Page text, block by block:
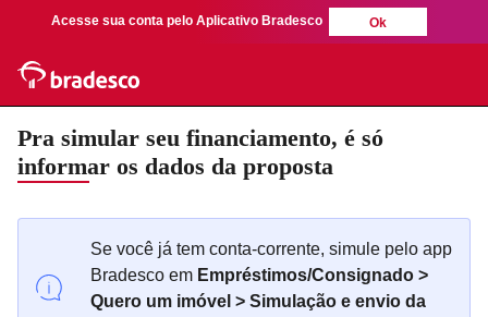
Acesse sua conta pelo Aplicativo Bradesco Ok
Pra simular seu financiamento, é só
informar os dados da proposta
Se você já tem conta-corrente, simule pelo app
Bradesco em Empréstimos/Consignado >
Quero um imóvel > Simulação e envio da